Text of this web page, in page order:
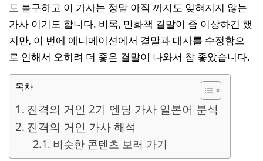
도 불구하고 이 가사는 정말 아직 까지도 잊혀지지 않는
가사 이기도 합니다. 비록, 만화책 결말이 좀 이상하긴 했
지만, 이 번에 애니메이션에서 결말과 대사를 수정함으
로 인해서 오히려 더 좋은 결말이 나와서 참 좋았습니다.
목차
진격의 거인 2기 엔딩 가사 일본어 분석
진격의 거인 가사 해석
비슷한 콘텐츠 보러 가기